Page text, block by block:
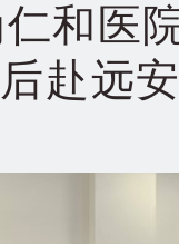
和医
赴远